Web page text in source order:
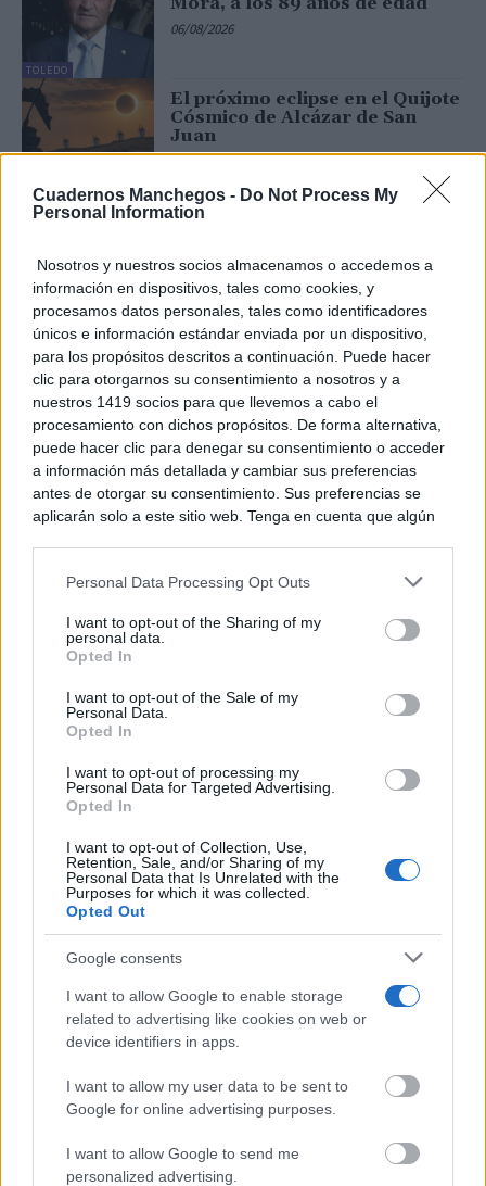
Cuadernos Manchegos - Do Not Process My
Personal Information
Nosotros y nuestros socios almacenamos o accedemos a
información en dispositivos, tales como cookies, y
procesamos datos personales, tales como identificadores
únicos e información estándar enviada por un dispositivo,
para los propósitos descritos a continuación. Puede hacer
clic para otorgarnos su consentimiento a nosotros y a
nuestros 1419 socios para que llevemos a cabo el
procesamiento con dichos propósitos. De forma alternativa,
puede hacer clic para denegar su consentimiento o acceder
a información más detallada y cambiar sus preferencias
antes de otorgar su consentimiento. Sus preferencias se
aplicarán solo a este sitio web. Tenga en cuenta que algún
rechazar tal procesamiento. Puede cambiar sus preferencias
a este sitio y haciendo clic en el botón "Privacidad" en la
parte inferior de la página web.
Please note that this website/app uses one or more Google
services and may gather and store information including but
not limited to your visit or usage behaviour. You may click to
use your data for below specified purposes in below Google
consent section.
Personal Data Processing Opt Outs
I want to opt-out of the Sharing of my
personal data.
Opted In
I want to opt-out of the Sale of my
Personal Data.
Opted In
I want to opt-out of processing my
Personal Data for Targeted Advertising.
Opted In
I want to opt-out of Collection, Use,
Retention, Sale, and/or Sharing of my
Personal Data that Is Unrelated with the
Purposes for which it was collected.
Opted Out
Google consents
I want to allow Google to enable storage
related to advertising like cookies on web or
device identifiers in apps.
I want to allow my user data to be sent to
Google for online advertising purposes.
I want to allow Google to send me
personalized advertising.
TOLEDO
06/08/2026
CIUDAD REAL
El próximo eclipse en el Quijote
Cósmico de Alcázar de San
Juan
06/08/2026
CIUDAD REAL
Cabezarrubias del Puerto
(Ciudad Real) el pasado 5 de
julio
06/08/2026
TOLEDO
El Gobierno regional abre una
nueva fase de participación
ciudadana para seguir
enriqueciendo la futura Ley de
Accesibilidad Universal
06/08/2026
Castilla-La Mancha constituye
la Comisión de Gobierno del
Administración más centrada
en la ciudadanía
CIUDAD REAL
La pintora Mª Jesús Palomo
del Salido, el próximo...
2 3
Últimas Noticias
Castilla-La Mancha promociona
internacionalmente el sector de
la moda y el textil de la región
Copenhague y Chicago
06/08/2026
El Gobierno de Castilla-La
Mancha prepara el Hospital de
Valdepeñas para la Anatomía
renovación integral del servicio
06/08/2026